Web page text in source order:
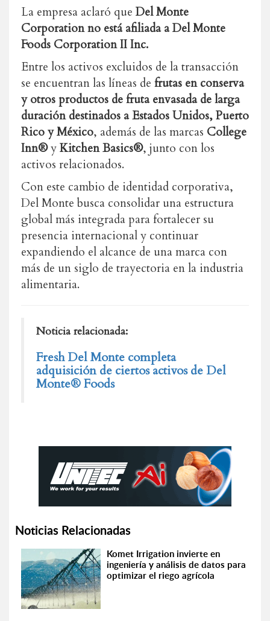
La empresa aclaró que Del Monte
Corporation no está afiliada a Del Monte
Foods Corporation II Inc.
Entre los activos excluidos de la transacción
se encuentran las líneas de frutas en conserva
y otros productos de fruta envasada de larga
duración destinados a Estados Unidos, Puerto
Rico y México, además de las marcas College
Inn®yKitchen Basics®, junto con los
activos relacionados.
Con este cambio de identidad corporativa,
Del Monte busca consolidar una estructura
global más integrada para fortalecer su
presencia internacional y continuar
expandiendo el alcance de una marca con
más de un siglo de trayectoria en la industria
alimentaria.
Noticia relacionada:
Fresh Del Monte completa
adquisición de ciertos activos de Del
Monte® Foods
Noticias Relacionadas
Komet Irrigation invierte en
ingeniería y análisis de datos para
optimizar el riego agrícola